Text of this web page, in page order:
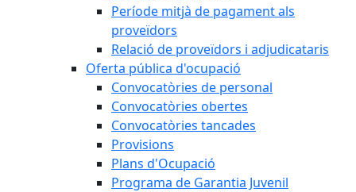
Període mitjà de pagament als
proveïdors
Relació de proveïdors i adjudicataris
Oferta pública d'ocupació
Convocatòries de personal
Convocatòries obertes
Convocatòries tancades
Provisions
Plans d'Ocupació
Programa de Garantia Juvenil